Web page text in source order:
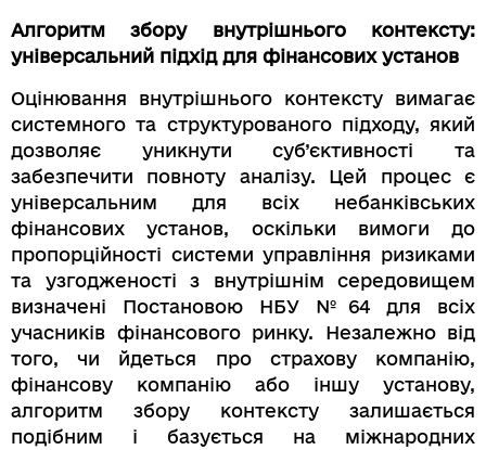
Алгоритм збору внутрішнього контексту:
універсальний підхід для фінансових установ
Оцінювання внутрішнього контексту вимагає
системного та структурованого підходу, який
дозволяє уникнути суб’єктивності та
забезпечити повноту аналізу. Цей процес є
універсальним для всіх небанківських
фінансових установ, оскільки вимоги до
пропорційності системи управління ризиками
та узгодженості з внутрішнім середовищем
визначені Постановою НБУ №64 для всіх
учасників фінансового ринку. Незалежно від
того, чи йдеться про страхову компанію,
фінансову компанію або іншу установу,
алгоритм збору контексту залишається
подібним і базується на міжнародних